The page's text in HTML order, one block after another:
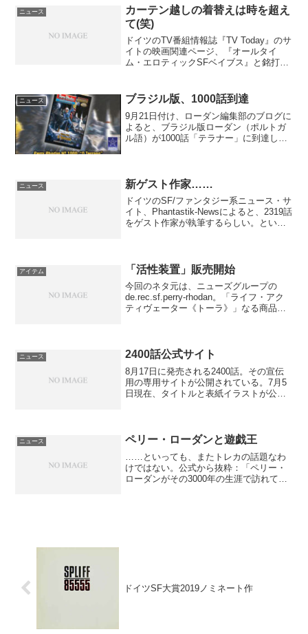
ニュース
カーテン越しの着替えは時を超え
て(笑)
ドイツのTV番組情報誌『TV Today』のサ
イトの映画関連ページ、『オールタイ
ム・エロティックSFベイブス』と銘打た
嬢）がみごと第2席をゲットした(笑)公式
のNews...
ニュース ブラジル版、1000話到達
9月21日付け、ローダン編集部のブログに
よると、ブラジル版ローダン（ポルトガ
ル語）が1000話「テラナー」に到達した
された1...
ニュース 新ゲスト作家……
ドイツのSF/ファンタジー系ニュース・サ
イト、Phantastik-Newsによると、2319話
をゲスト作家が執筆するらしい。という
アイテム 「活性装置」販売開始
今回のネタ元は、ニューズグループの
de.rec.sf.perry-rhodan。「ライフ・アク
ティヴェーター《トーラ》」なる商品が
た...
ニュース 2400話公式サイト
8月17日に発売される2400話。その宣伝
用の専用サイトが公開されている。7月5
日現在、タイトルと表紙イラストが公開
ビト...
ニュース ペリー・ローダンと遊戯王
……といっても、またトレカの話題なわ
けではない。公式から抜粋：「ペリー・
ローダンがその3000年の生涯で訪れてい
ドイツSF大賞2019ノミネート作